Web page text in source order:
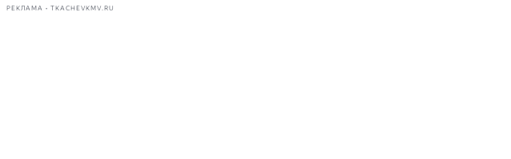
РЕКЛАМА • TKACHEVKMV.RU